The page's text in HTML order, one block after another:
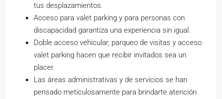
tus desplazamientos.
Acceso para valet parking y para personas con
discapacidad garantiza una experiencia sin igual.
Doble acceso vehicular, parqueo de visitas y acceso
valet parking hacen que recibir invitados sea un
placer.
Las áreas administrativas y de servicios se han
pensado meticulosamente para brindarte atención